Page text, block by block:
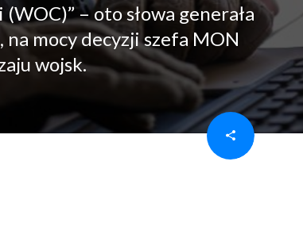
– oto słowa generała
mocy decyzji szefa MON
wojsk.